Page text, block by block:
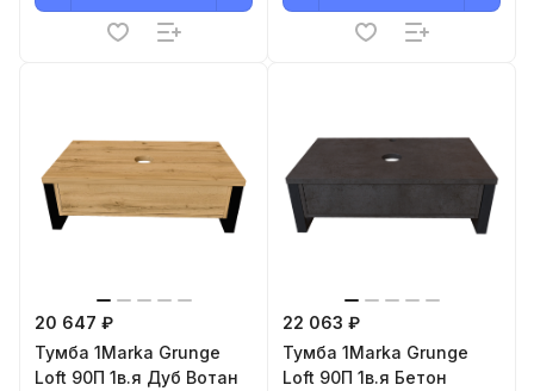
20 647 ₽
Тумба 1Marka Grunge
Loft 90П 1в.я Дуб Вотан
22 063 ₽
Тумба 1Marka Grunge
Loft 90П 1в.я Бетон